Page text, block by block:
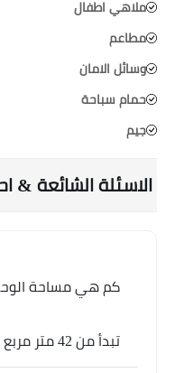
ملاهي اطفال
مطاعم
وسائل الامان
حمام سباحة
جيم
الاسئلة الشائعة &
كم هي مساحة
تبدأ من 42 متر مربع